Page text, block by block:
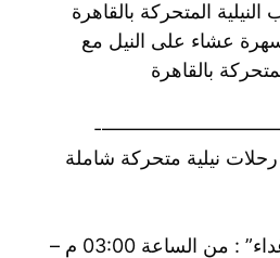
المتحركة بالقاهرة
عشاء على النيل مع
بالقاهرة
رحلات نيلية متحركة شاملة
الرحلة النيلية الاولى “غداء” : من الساعة 03:00 م –